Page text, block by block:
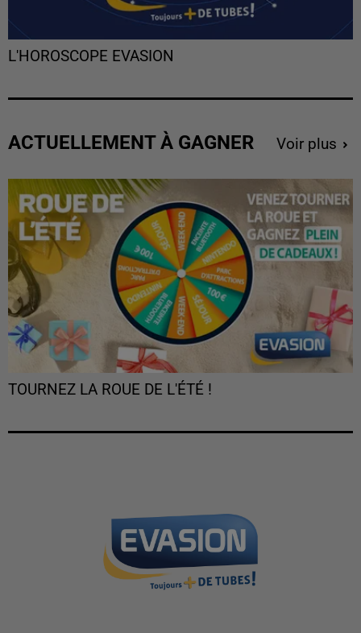
L'HOROSCOPE EVASION
ACTUELLEMENT À GAGNER Voir plus
TOURNEZ LA ROUE DE L'ÉTÉ !